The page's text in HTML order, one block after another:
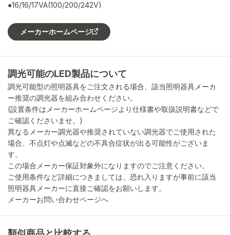
●16/16/17VA(100/200/242V)
メーカーホームページ
調光可能のLED製品について
調光可能型の照明器具をご注文される場合、該当照明器具メーカ
ー推奨の調光器を組み合わせください。
(設置条件はメーカーホームページより仕様書や取扱説明書などで
ご確認くださいませ。)
異なるメーカー調光器や推奨されていない調光器でご使用された
場合、不点灯や点滅などの不具合症状が出る可能性がございま
す。
この場合メーカー保証対象外になりますのでご注意ください。
ご使用条件など詳細につきましては、恐れ入りますが事前に該当
照明器具メーカーに直接ご確認をお願いします。
メーカーお問い合わせページへ